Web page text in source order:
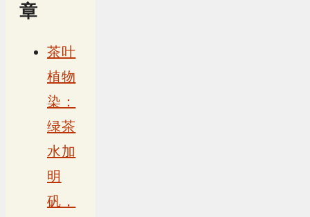
章
茶叶
植物
染：
绿茶
水加
明
矾，